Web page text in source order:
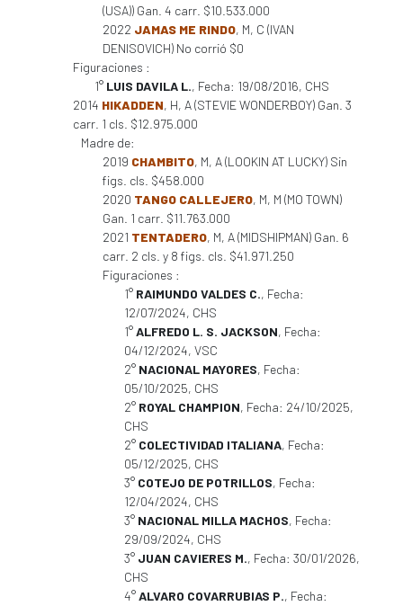
(USA)) Gan. 4 carr. $10.533.000
2022 JAMAS ME RINDO, M, C (IVAN
DENISOVICH) No corrió $0
Figuraciones :
1° LUIS DAVILA L., Fecha: 19/08/2016, CHS
2014 HIKADDEN, H, A (STEVIE WONDERBOY) Gan. 3
carr. 1 cls. $12.975.000
Madre de:
2019 CHAMBITO, M, A (LOOKIN AT LUCKY) Sin
figs. cls. $458.000
2020 TANGO CALLEJERO, M, M (MO TOWN)
Gan. 1 carr. $11.763.000
2021 TENTADERO, M, A (MIDSHIPMAN) Gan. 6
carr. 2 cls. y 8 figs. cls. $41.971.250
Figuraciones :
1° RAIMUNDO VALDES C., Fecha:
12/07/2024, CHS
1°ALFREDO L. S. JACKSON, Fecha:
04/12/2024, VSC
2° NACIONAL MAYORES, Fecha:
05/10/2025, CHS
2° ROYAL CHAMPION, Fecha: 24/10/2025,
CHS
2° COLECTIVIDAD ITALIANA, Fecha:
05/12/2025, CHS
3° COTEJO DE POTRILLOS, Fecha:
12/04/2024, CHS
3° NACIONAL MILLA MACHOS, Fecha:
29/09/2024, CHS
3° JUAN CAVIERES M., Fecha: 30/01/2026,
CHS
4°ALVARO COVARRUBIAS P., Fecha: